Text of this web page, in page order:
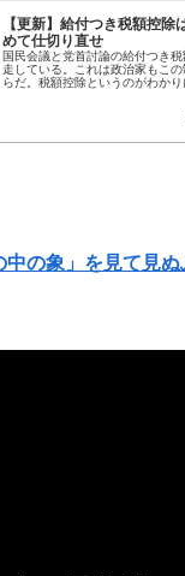
【更新】給付つき税額控除
めて仕切り直せ
国民会議と党首討論の給付つき
走している。これは政治家もこ
らだ。税額控除というのがわかり
も全国知事会から「いつまで給付
中の象」を見て見